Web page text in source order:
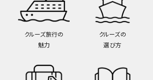
クルーズ旅行の
魅力
クルーズの
選び方